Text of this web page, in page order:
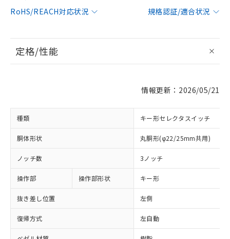
RoHS/REACH対応状況
規格認証/適合状況
定格/性能
情報更新：2026/05/21
種類 キー形セレクタスイッチ
胴体形状 丸胴形(φ22/25mm共用)
ノッチ数 3ノッチ
操作部 操作部形状 キー形
抜き差し位置 左側
復帰方式 左自動